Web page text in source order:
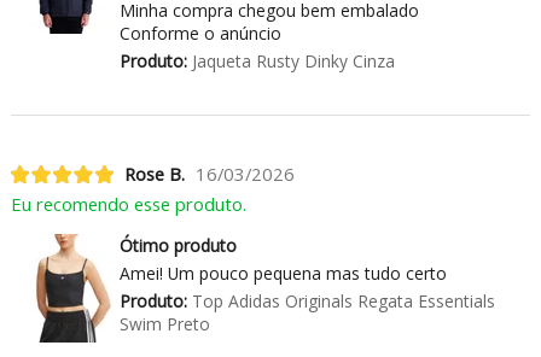
Minha compra chegou bem embalado
Conforme o anúncio
Produto:Jaqueta Rusty Dinky Cinza
Rose B. 16/03/2026
Eu recomendo esse produto.
Ótimo produto
Amei! Um pouco pequena mas tudo certo
Produto:Top Adidas Originals Regata Essentials
Swim Preto